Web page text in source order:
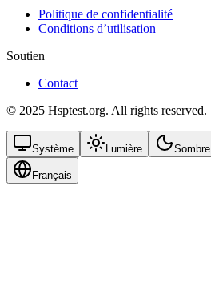
Politique de confidentialité
Conditions d’utilisation
Soutien
Contact
© 2025 Hsptest.org. All rights reserved.
Système Lumière Sombre
Français